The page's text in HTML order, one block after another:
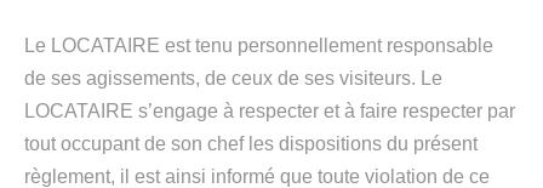
Le LOCATAIRE est tenu personnellement responsable
de ses agissements, de ceux de ses visiteurs. Le
LOCATAIRE s’engage à respecter et à faire respecter par
tout occupant de son chef les dispositions du présent
règlement, il est ainsi informé que toute violation de ce